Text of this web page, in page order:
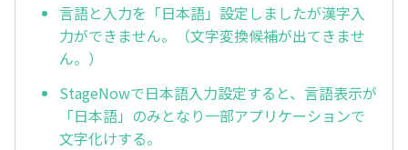
言語と入力を「日本語」設定しましたが漢字入
力ができません。（文字変換候補が出てきませ
ん。）
StageNowで日本語入力設定すると、言語表示が
「日本語」のみとなり一部アプリケーションで
文字化けする。